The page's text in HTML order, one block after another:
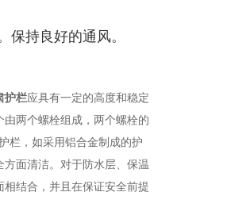
持良好的通风。
护栏应具有一定的高度和稳定
由两个螺栓组成，两个螺栓的
栏，如采用铝合金制成的护
面清洁。对于防水层、保温
结合，并且在保证安全前提